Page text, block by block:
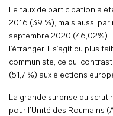
Le taux de participation a
2016 (39 %), mais aussi
septembre 2020 (46,02%).
l’étranger. Il s’agit du plus
communiste, ce qui
(51,7 %) aux élections
La grande surprise du
pour l’Unité des Roumains